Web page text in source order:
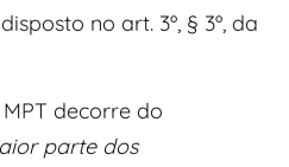
no art. 3º, § 3º, da
decorre do
parte dos